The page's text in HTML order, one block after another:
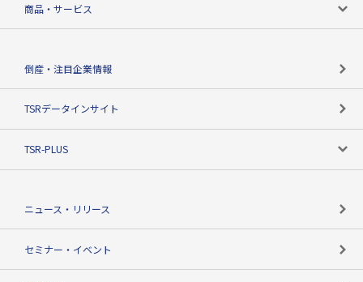
商品・サービス
倒産・注目企業情報
TSRデータインサイト
TSR-PLUS
ニュース・リリース
セミナー・イベント